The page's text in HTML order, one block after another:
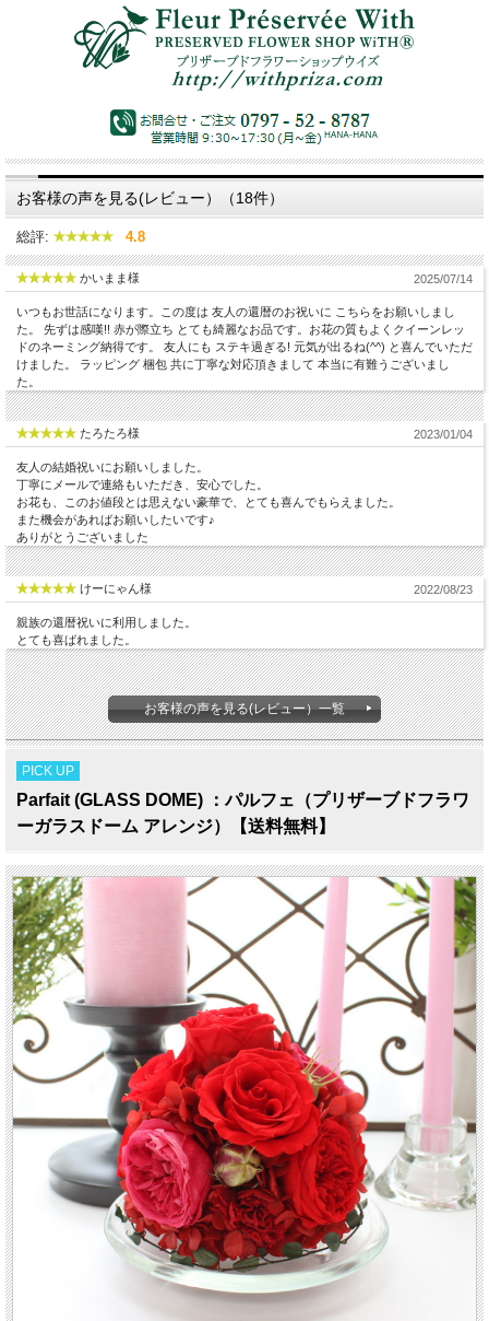
お客様の声を見る(レビュー）（18件）
総評: 4.8
かいまま様 2025/07/14
いつもお世話になります。この度は 友人の還暦のお祝いに こちらをお願いしまし
た。 先ずは感嘆!! 赤が際立ち とても綺麗なお品です。お花の質もよくクイーンレッ
ドのネーミング納得です。 友人にも ステキ過ぎる! 元気が出るね(^^) と喜んでいただ
けました。 ラッピング 梱包 共に丁寧な対応頂きまして 本当に有難うございまし
た。
たろたろ様 2023/01/04
友人の結婚祝いにお願いしました。
丁寧にメールで連絡もいただき、安心でした。
お花も、このお値段とは思えない豪華で、とても喜んでもらえました。
また機会があればお願いしたいです♪
ありがとうございました
けーにゃん様 2022/08/23
親族の還暦祝いに利用しました。
とても喜ばれました。
お客様の声を見る(レビュー）一覧
PICK UP
Parfait (GLASS DOME) ：パルフェ（プリザーブドフラワ
ーガラスドーム アレンジ）【送料無料】